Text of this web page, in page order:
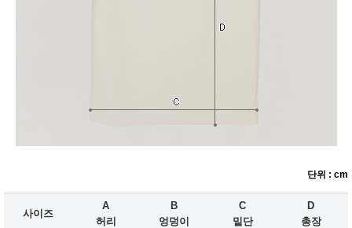
단위 : cm
사이즈
A
허리
B
엉덩이
C
밑단
D
총장